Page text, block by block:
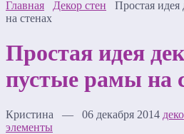
Главная Декор стен
Простая идея
на стенах
Простая идея
пустые рамы на
Кристина — 06 декабря 2014
элементы